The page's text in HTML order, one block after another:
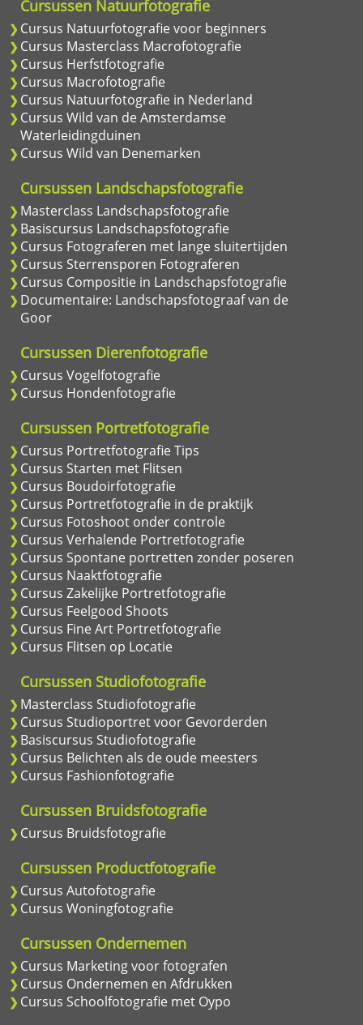
Cursussen Natuurfotografie
Cursus Natuurfotografie voor beginners
Cursus Masterclass Macrofotografie
Cursus Herfstfotografie
Cursus Macrofotografie
Cursus Natuurfotografie in Nederland
Cursus Wild van de Amsterdamse
Waterleidingduinen
Cursus Wild van Denemarken
Cursussen Landschapsfotografie
Masterclass Landschapsfotografie
Basiscursus Landschapsfotografie
Cursus Fotograferen met lange sluitertijden
Cursus Sterrensporen Fotograferen
Cursus Compositie in Landschapsfotografie
Documentaire: Landschapsfotograaf van de
Goor
Cursussen Dierenfotografie
Cursus Vogelfotografie
Cursus Hondenfotografie
Cursussen Portretfotografie
Cursus Portretfotografie Tips
Cursus Starten met Flitsen
Cursus Boudoirfotografie
Cursus Portretfotografie in de praktijk
Cursus Fotoshoot onder controle
Cursus Verhalende Portretfotografie
Cursus Spontane portretten zonder poseren
Cursus Naaktfotografie
Cursus Zakelijke Portretfotografie
Cursus Feelgood Shoots
Cursus Fine Art Portretfotografie
Cursus Flitsen op Locatie
Cursussen Studiofotografie
Masterclass Studiofotografie
Cursus Studioportret voor Gevorderden
Basiscursus Studiofotografie
Cursus Belichten als de oude meesters
Cursus Fashionfotografie
Cursussen Bruidsfotografie
Cursus Bruidsfotografie
Cursussen Productfotografie
Cursus Autofotografie
Cursus Woningfotografie
Cursussen Ondernemen
Cursus Marketing voor fotografen
Cursus Ondernemen en Afdrukken
Cursus Schoolfotografie met Oypo